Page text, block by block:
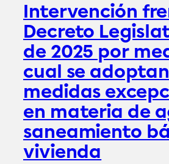
Intervención
Decreto
de 2025 por
cual se adoptan
medidas
en materia de
saneamiento
vivienda